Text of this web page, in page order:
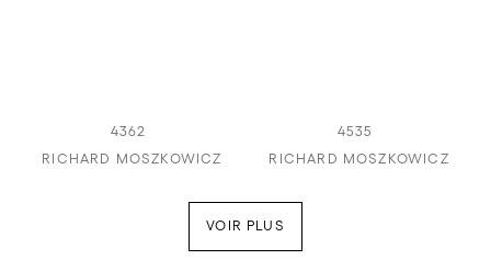
4362
RICHARD MOSZKOWICZ
4535
RICHARD MOSZKOWICZ
VOIR PLUS